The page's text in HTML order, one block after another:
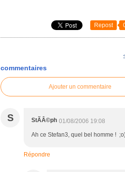
Repost
commentaires
Ajouter un commentaire
S StÃÂ©ph 01/08/2006 19:08
Ah ce Stefan3, quel bel homme !
Répondre